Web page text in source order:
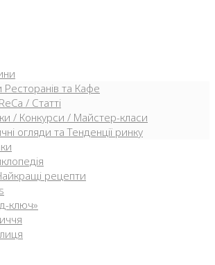
та Кафе
/ Статті
/ Конкурси / Майстер-класи
огляди та Тенденції ринку
рецепти
ключ»